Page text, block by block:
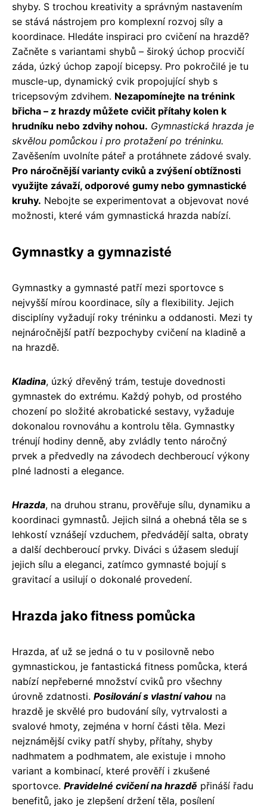
shyby. S trochou kreativity a správným nastavením
se stává nástrojem pro komplexní rozvoj síly a
koordinace. Hledáte inspiraci pro cvičení na hrazdě?
Začněte s variantami shybů – široký úchop procvičí
záda, úzký úchop zapojí bicepsy. Pro pokročilé je tu
muscle-up, dynamický cvik propojující shyb s
tricepsovým zdvihem. Nezapomínejte na trénink
břicha – z hrazdy můžete cvičit přítahy kolen k
hrudníku nebo zdvihy nohou. Gymnastická hrazda je
skvělou pomůckou i pro protažení po tréninku.
Zavěšením uvolníte páteř a protáhnete zádové svaly.
Pro náročnější varianty cviků a zvýšení obtížnosti
využijte závaží, odporové gumy nebo gymnastické
kruhy. Nebojte se experimentovat a objevovat nové
možnosti, které vám gymnastická hrazda nabízí.
Gymnastky a gymnazisté
Gymnastky a gymnasté patří mezi sportovce s
nejvyšší mírou koordinace, síly a flexibility. Jejich
disciplíny vyžadují roky tréninku a oddanosti. Mezi ty
nejnáročnější patří bezpochyby cvičení na kladině a
na hrazdě.
Kladina, úzký dřevěný trám, testuje dovednosti
gymnastek do extrému. Každý pohyb, od prostého
chození po složité akrobatické sestavy, vyžaduje
dokonalou rovnováhu a kontrolu těla. Gymnastky
trénují hodiny denně, aby zvládly tento náročný
prvek a předvedly na závodech dechberoucí výkony
plné ladnosti a elegance.
Hrazda, na druhou stranu, prověřuje sílu, dynamiku a
koordinaci gymnastů. Jejich silná a ohebná těla se s
lehkostí vznášejí vzduchem, předvádějí salta, obraty
a další dechberoucí prvky. Diváci s úžasem sledují
jejich sílu a eleganci, zatímco gymnasté bojují s
gravitací a usilují o dokonalé provedení.
Hrazda jako fitness pomůcka
Hrazda, ať už se jedná o tu v posilovně nebo
gymnastickou, je fantastická fitness pomůcka, která
nabízí nepřeberné množství cviků pro všechny
úrovně zdatnosti. Posilování s vlastní vahou na
hrazdě je skvělé pro budování síly, vytrvalosti a
svalové hmoty, zejména v horní části těla. Mezi
nejznámější cviky patří shyby, přítahy, shyby
nadhmatem a podhmatem, ale existuje i mnoho
variant a kombinací, které prověří i zkušené
sportovce. Pravidelné cvičení na hrazdě přináší řadu
benefitů, jako je zlepšení držení těla, posílení